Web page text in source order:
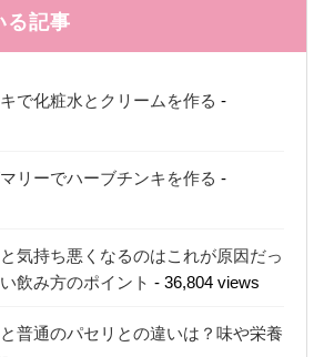
る記事
で化粧水とクリームを作る -
リーでハーブチンキを作る -
気持ち悪くなるのはこれが原因だっ
飲み方のポイント - 36,804 views
普通のパセリとの違いは？味や栄養